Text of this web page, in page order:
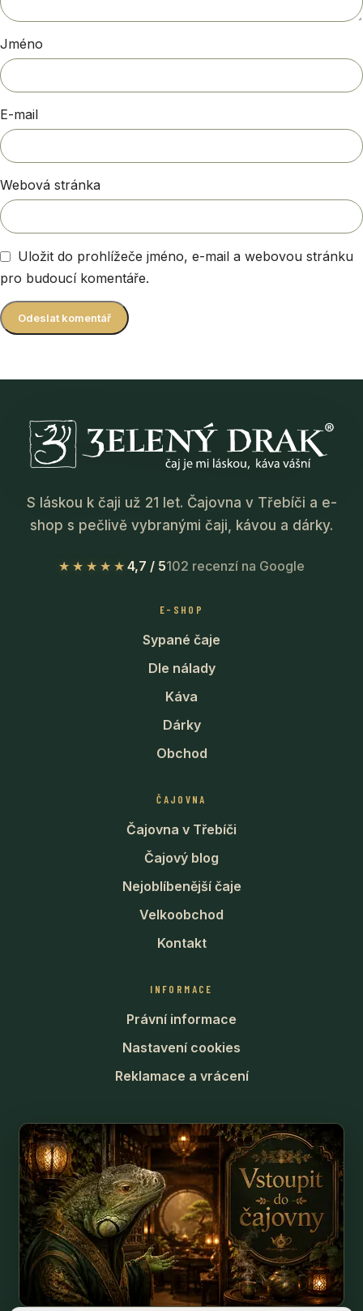
Jméno
E-mail
Webová stránka
Uložit do prohlížeče jméno, e-mail a webovou stránku
pro budoucí komentáře.
S láskou k čaji už 21 let. Čajovna v Třebíči a e-
shop s pečlivě vybranými čaji, kávou a dárky.
★★★★★ 4,7 / 5102 recenzí na Google
E-SHOP
Sypané čaje
Dle nálady
Káva
Dárky
Obchod
ČAJOVNA
Čajovna v Třebíči
Čajový blog
Nejoblíbenější čaje
Velkoobchod
Kontakt
INFORMACE
Právní informace
Nastavení cookies
Reklamace a vrácení